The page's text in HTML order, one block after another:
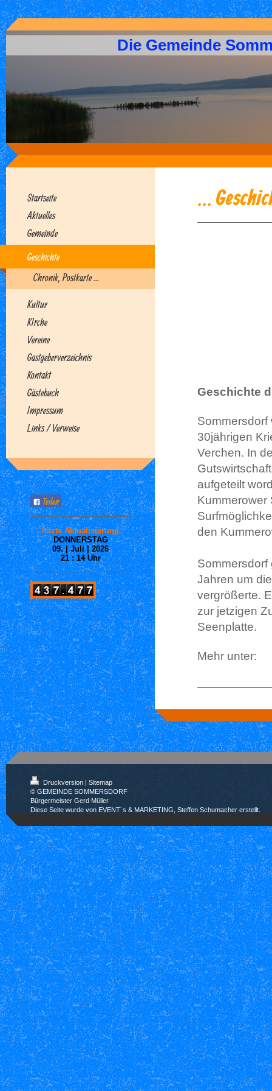
Die Gemeinde
Startseite
Aktuelles
Gemeinde
Geschichte
Chronik, Postkarte ...
Kultur
KIrche
Vereine
Gastgeberverzeichnis
Kontakt
Gästebuch
Impressum
Links / Verweise
Teilen
letzte Aktualisierung
DONNERSTAG
09. | Juli | 2026
21 : 14Uhr
...
Geschichte
Sommersdorf
30jährigen
Verchen. In
aufgeteilt
Kummerower
den
Sommersdorf
Jahren um
vergrößerte.
zur jetzigen
Seenplatte.
Mehr unter:
Druckversion | Sitemap
© GEMEINDE SOMMERSDORF
Bürgermeister Gerd Müller
Diese Seite wurde von EVENT´s & MARKETING, Steffen Schumacher erstellt.